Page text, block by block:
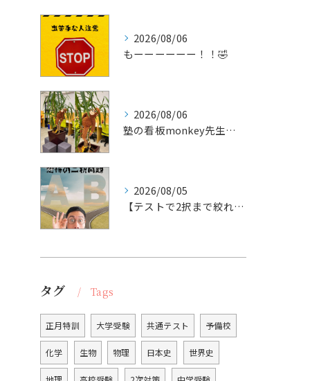
2026/08/06
もーーーーーー！！🤣
2026/08/06
塾の看板monkey先生お猿くん🐵
2026/08/05
【テストで2択まで絞れたのに分からない時】
タグ Tags
正月特訓 大学受験 共通テスト 予備校
化学 生物 物理 日本史 世界史